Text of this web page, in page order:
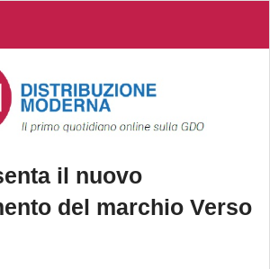
il nuovo
del marchio Verso